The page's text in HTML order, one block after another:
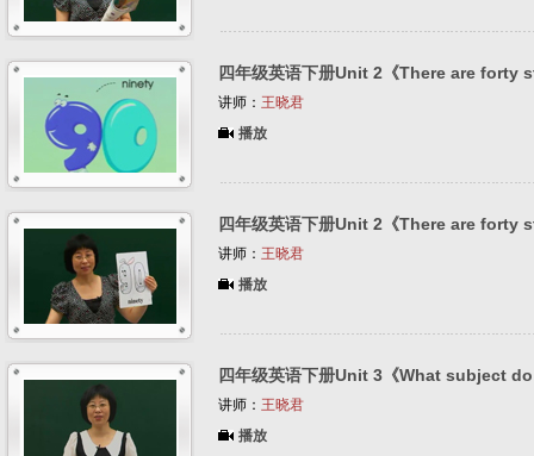
四年级英语下册Unit 2《There are
讲师： 王晓君
播放
四年级英语下册Unit 2《There are
讲师： 王晓君
播放
四年级英语下册Unit 3《What subject
讲师： 王晓君
播放